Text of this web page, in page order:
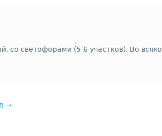
со светофорами (5-6 участков). Во
→